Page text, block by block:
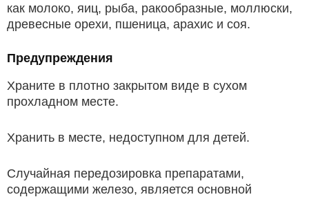
как молоко, яиц, рыба, ракообразные, моллюски,
древесные орехи, пшеница, арахис и соя.
Предупреждения
Храните в плотно закрытом виде в сухом
прохладном месте.
Хранить в месте, недоступном для детей.
Случайная передозировка препаратами,
содержащими железо, является основной